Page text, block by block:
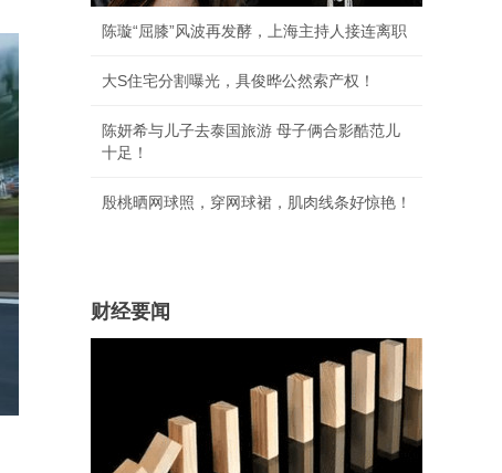
陈璇“屈膝”风波再发酵，上海主持人接连离职
大S住宅分割曝光，具俊晔公然索产权！
陈妍希与儿子去泰国旅游 母子俩合影酷范儿
十足！
殷桃晒网球照，穿网球裙，肌肉线条好惊艳！
财经要闻